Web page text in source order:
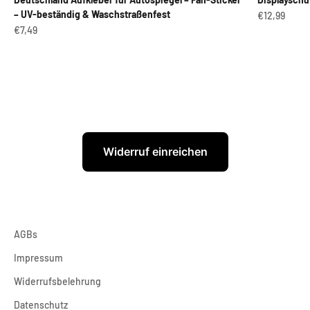
– UV-beständig & Waschstraßenfest
Angebot
€7,49
Angebot
€12,99
Widerruf einreichen
AGBs
Impressum
Widerrufsbelehrung
Datenschutz